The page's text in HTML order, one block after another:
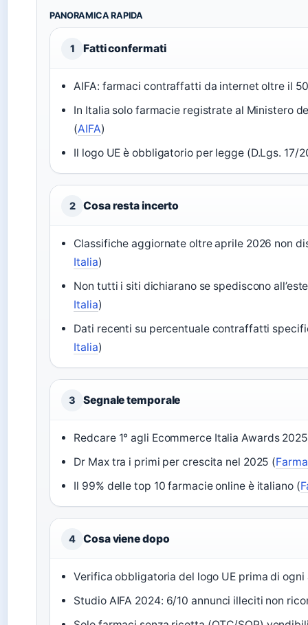
PANORAMICA RAPIDA
1 Fatti confermati
AIFA: farmaci contraffatti da internet oltre il
In Italia solo farmacie registrate al Ministero
(AIFA)
Il logo UE è obbligatorio per legge (D.Lgs. 17/
2 Cosa resta incerto
Classifiche aggiornate oltre aprile 2026 non
Italia)
Non tutti i siti dichiarano se spediscono
Italia)
Dati recenti su percentuale contraffatti
Italia)
3 Segnale temporale
Redcare 1° agli Ecommerce Italia Awards
Dr Max tra i primi per crescita nel 2025 (
Il 99% delle top 10 farmacie online è italiano (
4 Cosa viene dopo
Verifica obbligatoria del logo UE prima di ogni
Studio AIFA 2024: 6/10 annunci illeciti non